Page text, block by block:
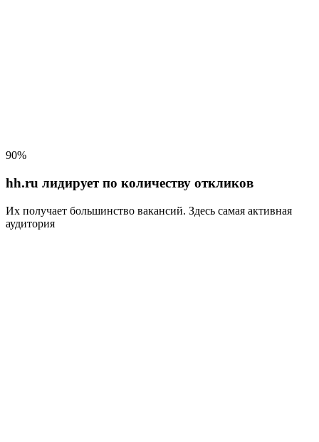
90%
hh.ru лидирует по количеству откликов
Их получает большинство вакансий. Здесь самая активная
аудитория